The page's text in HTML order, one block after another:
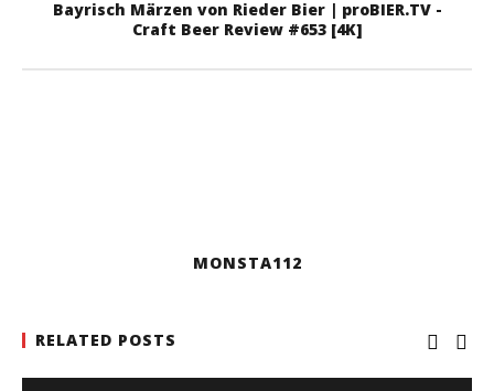
Bayrisch Märzen von Rieder Bier | proBIER.TV -
Craft Beer Review #653 [4K]
MONSTA112
RELATED POSTS